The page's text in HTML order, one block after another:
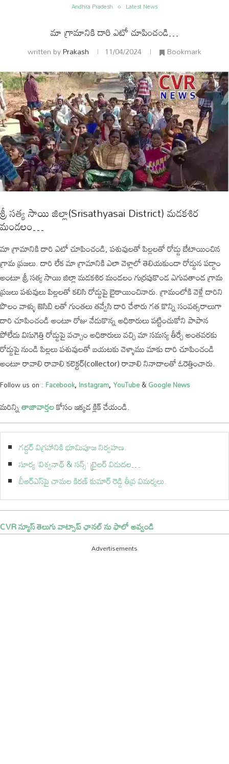
Andhra Pradesh Latest News
మా గ్రామానికి దారి ఎటో చూపించండి…
written byPrakash 11/04/2024 Bookmark
శ్రీ సత్య సాయి జిల్లా(Srisathyasai District) మడకశిర
మండలం…
మా గ్రామానికి దారి ఎటో చూపించండి, పశువులతో పిల్లలతో రోడ్డు బేటాయించిన
గ్రామ ప్రజలు. దారి లేక మా గ్రామానికి ఎలా వెళ్లాలో తెలియకుండా రోడ్డున పడ్డాం
అంటూ శ్రీ సత్య సాయి జిల్లా మడకశిర మండలం గుర్రపుకొండ ఎగువతాండ గ్రామ
ప్రజలు పశువులు పిల్లలతో కలిసి రోడ్డుపై బైఠాయించినారు. గ్రామంలోకి వెళ్లే దారిని
పొలం వాళ్ళు జెసిబి లతో గుంతలు తవ్వేసి దారి చేశారు గత కొన్ని సంవత్సరాలుగా
దారి చూపించండి అంటూ రోజు వేడుకొన్న అధికారులు పట్టించుకోని పాపాన
పోలేదు విసుగెత్తి రోడ్డుపై వచ్చాం అధికారులు వచ్చి మా సమస్య తీర్చే అంతవరకు
రోడ్డుపై నుండి పిల్లలు పశువులతో బయటకు వెళ్ళాము మాకు దారి చూపించండి
అంటూ రావాలి రావాలి కలెక్టర్(collector) రావాలి నినాదాలతో ఓరెత్తించారు.
Follow us on : Facebook, Instagram, YouTube&Google News
మరిన్నితాజావార్తలకోసం ఇక్కడ క్లిక్ చేయండి.
గద్దర్ విగ్రహానికి భూమిపూజ నిర్వహణ.
సూర్య ‘విశ్వనాథ్ & సన్స్’ ట్రైలర్ విడుదల…
బీఆర్ఎస్‌పై చామల కిరణ్ కుమార్ రెడ్డి తీవ్ర విమర్శలు.
CVR న్యూస్ తెలుగు వాట్సాప్ ఛానల్ ను ఫాలో అవ్వండి
Advertisements
అంతర్జాతీయం